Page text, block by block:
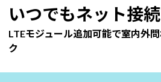
いつでもネット接
LTEモジュール追加可能で室内外
ク